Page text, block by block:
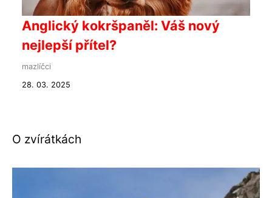
Anglický kokršpaněl: Váš nový
nejlepší přítel?
mazlíčci
28. 03. 2025
O zvírátkách